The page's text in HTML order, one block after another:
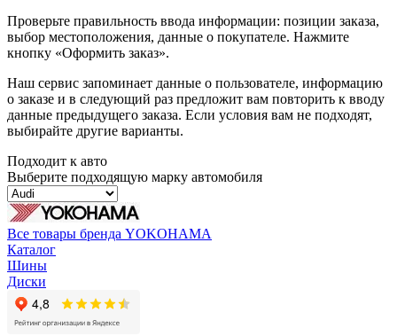
Проверьте правильность ввода информации: позиции заказа,
выбор местоположения, данные о покупателе. Нажмите
кнопку «Оформить заказ».
Наш сервис запоминает данные о пользователе, информацию
о заказе и в следующий раз предложит вам повторить к вводу
данные предыдущего заказа. Если условия вам не подходят,
выбирайте другие варианты.
Подходит к авто
Выберите подходящую марку автомобиля
Все товары бренда YOKOHAMA
Каталог
Шины
Диски